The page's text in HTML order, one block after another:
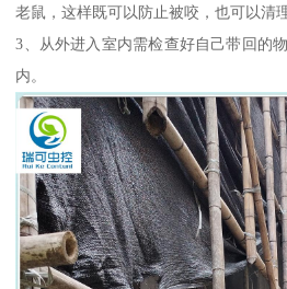
老鼠，这样既可以防止被咬，也可以清
3、从外进入室内需检查好自己带回的
内。